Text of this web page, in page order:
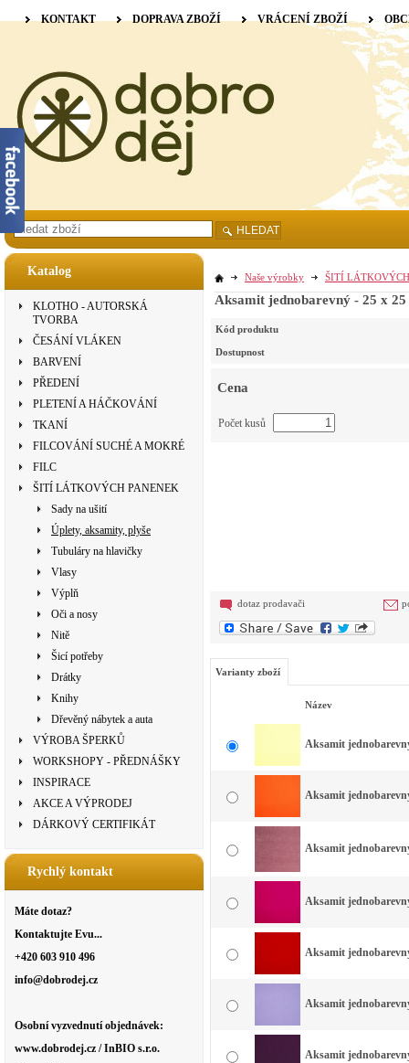
Katalog
KLOTHO - AUTORSKÁ
TVORBA
ČESÁNÍ VLÁKEN
BARVENÍ
PŘEDENÍ
PLETENÍ A HÁČKOVÁNÍ
TKANÍ
FILCOVÁNÍ SUCHÉ A MOKRÉ
FILC
ŠITÍ LÁTKOVÝCH PANENEK
Sady na ušití
Úplety, aksamity, plyše
Tubuláry na hlavičky
Vlasy
Výplň
Oči a nosy
Nitě
Šicí potřeby
Drátky
Knihy
Dřevěný nábytek a auta
VÝROBA ŠPERKŮ
WORKSHOPY - PŘEDNÁŠKY
INSPIRACE
AKCE A VÝPRODEJ
DÁRKOVÝ CERTIFIKÁT
Rychlý kontakt
Máte dotaz?
Kontaktujte Evu...
+420 603 910 496
info@dobrodej.cz
Osobní vyzvednutí objednávek:
www.dobrodej.cz / InBIO s.r.o.
Naše výrobky ŠITÍ
Aksamit jednobarevný - 25 x
Kód produktu
Dostupnost
Cena
Počet kusů
dotaz prodavači
Varianty zboží
Název
Aksamit
Aksamit
Aksamit
Aksamit
Aksamit
Aksamit
Aksamit
KONTAKT DOPRAVA ZBOŽÍ VRÁCENÍ ZBOŽÍ
HLEDAT